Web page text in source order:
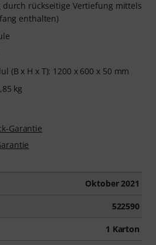
rückseitige Vertiefung mittels
enthalten)
(B x H x T): 1200 x 600 x 50 mm
kg
Garantie
Oktober 2021
522590
1 Karton